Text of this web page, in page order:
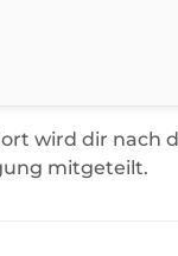
wird dir nach
mitgeteilt.